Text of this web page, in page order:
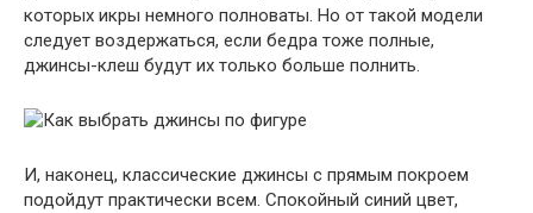
которых икры немного полноваты. Но от такой модели
следует воздержаться, если бедра тоже полные,
джинсы-клеш будут их только больше полнить.
И, наконец, классические джинсы с прямым покроем
подойдут практически всем. Спокойный синий цвет,